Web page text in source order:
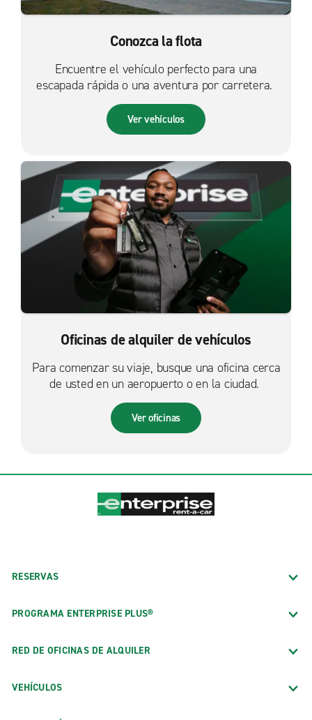
Conozca la flota
Encuentre el vehículo perfecto para una
escapada rápida o una aventura por carretera.
Ver vehículos
Oficinas de alquiler de vehículos
Para comenzar su viaje, busque una oficina cerca
de usted en un aeropuerto o en la ciudad.
Ver oficinas
RESERVAS
PROGRAMA ENTERPRISE PLUS®
RED DE OFICINAS DE ALQUILER
VEHÍCULOS